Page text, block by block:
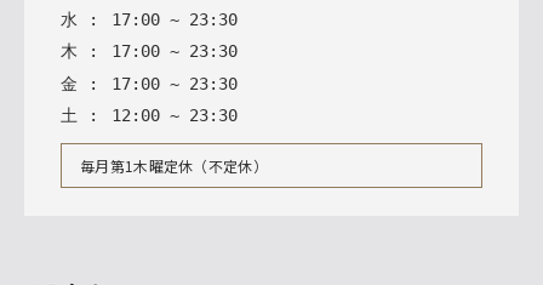
水 : 17: 00 ~ 23: 30
木 : 17: 00 ~ 23: 30
金 : 17: 00 ~ 23: 30
土 : 12 : 00 ~ 23: 30
毎月第1木曜定休（不定休）